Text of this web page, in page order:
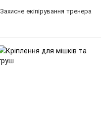
Захисне екіпірування тренера